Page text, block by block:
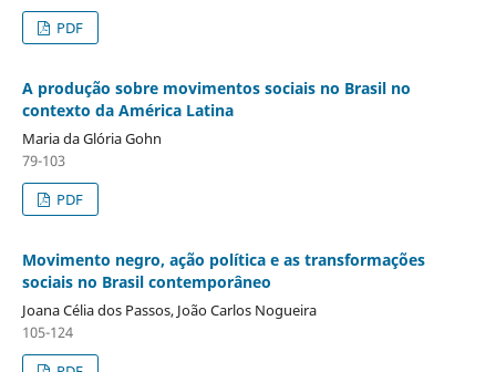
PDF
A produção sobre movimentos sociais no Brasil no
contexto da América Latina
Maria da Glória Gohn
79-103
PDF
Movimento negro, ação política e as transformações
sociais no Brasil contemporâneo
Joana Célia dos Passos, João Carlos Nogueira
105-124